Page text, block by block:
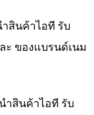
สินค้าไอที รับ
ะ ของแบรนด์เนม
ำสินค้าไอที รับ